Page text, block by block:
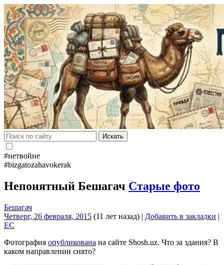
Искать
#нетвойне
#bizgatozahavokerak
Непонятный Бешагач Старые фото
Бешагач
Четверг, 26 февраля, 2015 (11 лет назад) | Добавить в закладки |
EC
Фотография опубликована на сайте Shosh.uz. Что за здания? В
каком направлении снято?